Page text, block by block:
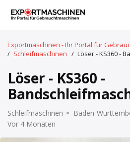
Exportmaschinen - Ihr Portal für
/ Schleifmaschinen / Löser - KS360 -
Löser - KS360 -
Schleifmaschinen
Baden-
Vor 4 Monaten